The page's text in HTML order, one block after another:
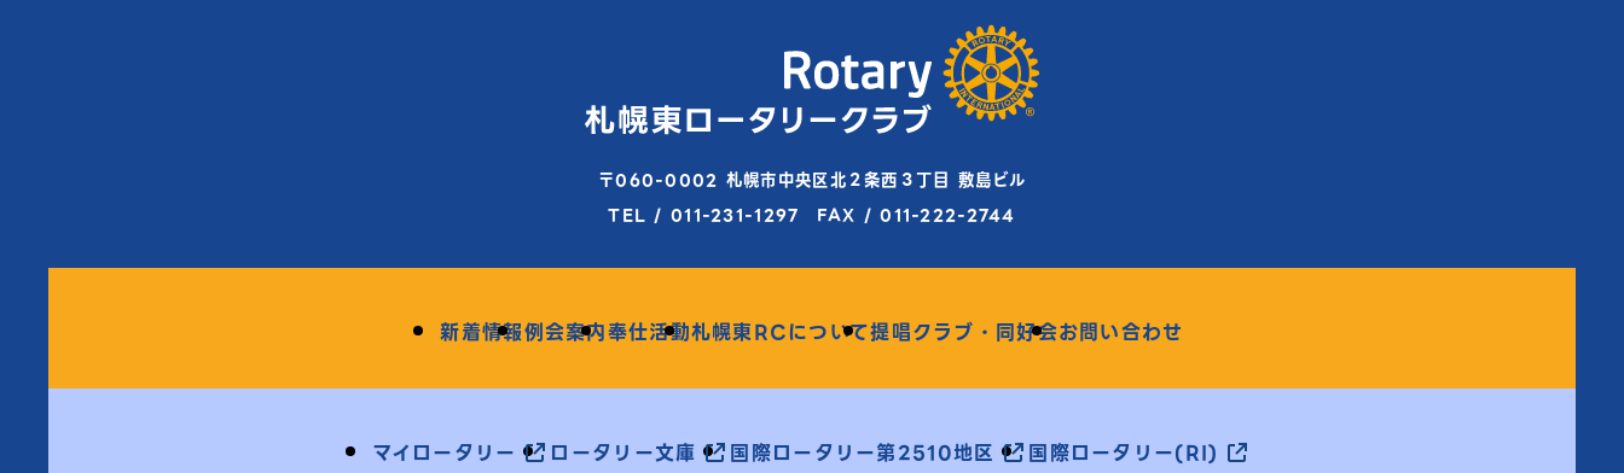
〒060-0002 札幌市中央区北２条西３丁目 敷島ビル
TEL / 011-231-1297 FAX / 011-222-2744
新着情報例会案内奉仕活動札幌東RCについて提唱クラブ・同好会お問い合わせ
マイロータリー ロータリー文庫 国際ロータリー第2510地区 国際ロータリー(RI)